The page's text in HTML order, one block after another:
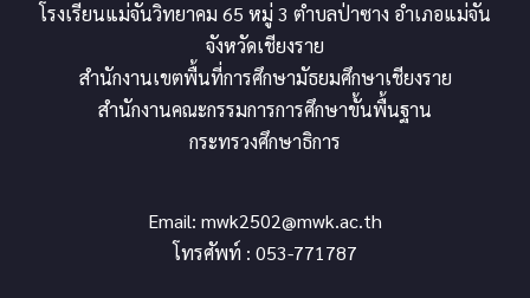
โรงเรียนแม่จันวิทยาคม 65 หมู่ 3 ตำบลป่าซาง อำเภอแม่จัน
จังหวัดเชียงราย
สำนักงานเขตพื้นที่การศึกษามัธยมศึกษาเชียงราย
สำนักงานคณะกรรมการการศึกษาขั้นพื้นฐาน
กระทรวงศึกษาธิการ
Email: mwk2502@mwk.ac.th
โทรศัพท์ : 053-771787